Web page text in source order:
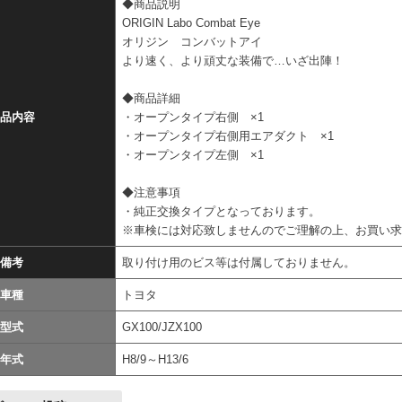
内容
◆商品説明
ORIGIN Labo Combat Eye
オリジン コンバットアイ
より速く、より頑丈な装備で…いざ出陣！
◆商品詳細
・オープンタイプ右側 ×1
・オープンタイプ右側用エアダクト ×1
・オープンタイプ左側 ×1
◆注意事項
・純正交換タイプとなっております。
※車検には対応致しませんのでご理解の上、お買い求
備考 取り付け用のビス等は付属しておりません。
車種 トヨタ
型式 GX100/JZX100
年式 H8/9～H13/6